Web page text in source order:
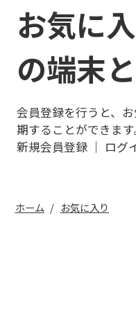
お気に
の端末
会員登録を行うと、
期することができます
新規会員登録｜ ログ
ホーム お気に入り